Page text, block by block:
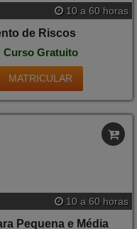
Curso Gratuito
MATRICULAR